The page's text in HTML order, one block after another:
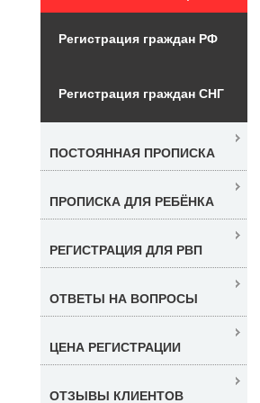
Регистрация граждан РФ
Регистрация граждан СНГ
ПОСТОЯННАЯ ПРОПИСКА
ПРОПИСКА ДЛЯ РЕБЁНКА
РЕГИСТРАЦИЯ ДЛЯ РВП
ОТВЕТЫ НА ВОПРОСЫ
ЦЕНА РЕГИСТРАЦИИ
ОТЗЫВЫ КЛИЕНТОВ